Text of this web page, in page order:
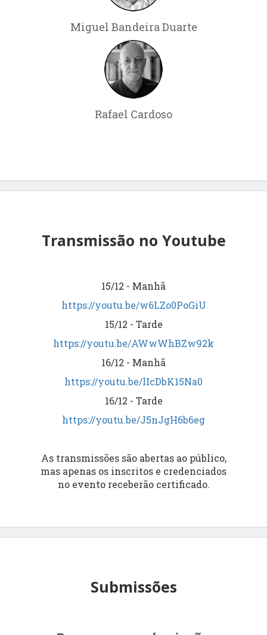
Miguel Bandeira Duarte
Rafael Cardoso
Transmissão no Youtube
15/12 - Manhã
https://youtu.be/w6LZo0PoGiU
15/12 - Tarde
https://youtu.be/AWwWhBZw92k
16/12 - Manhã
https://youtu.be/lIcDbK15Na0
16/12 - Tarde
https://youtu.be/J5nJgH6b6eg
As transmissões são abertas ao público,
mas apenas os inscritos e credenciados
no evento receberão certificado.
Submissões